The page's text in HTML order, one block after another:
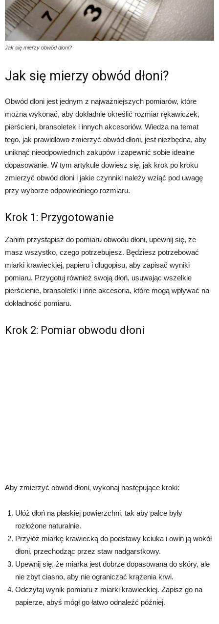
Jak się mierzy obwód dłoni?
Jak się mierzy obwód dłoni?
Obwód dłoni jest jednym z najważniejszych pomiarów, które
można wykonać, aby dokładnie określić rozmiar rękawiczek,
pierścieni, bransoletek i innych akcesoriów. Wiedza na temat
tego, jak prawidłowo zmierzyć obwód dłoni, jest niezbędna, aby
uniknąć nieodpowiednich zakupów i zapewnić sobie idealne
dopasowanie. W tym artykule dowiesz się, jak krok po kroku
zmierzyć obwód dłoni i jakie czynniki należy wziąć pod uwagę
przy wyborze odpowiedniego rozmiaru.
Krok 1: Przygotowanie
Zanim przystąpisz do pomiaru obwodu dłoni, upewnij się, że
masz wszystko, czego potrzebujesz. Będziesz potrzebować
miarki krawieckiej, papieru i długopisu, aby zapisać wyniki
pomiaru. Przygotuj również swoją dłoń, usuwając wszelkie
pierścienie, bransoletki i inne akcesoria, które mogą wpływać na
dokładność pomiaru.
Krok 2: Pomiar obwodu dłoni
Aby zmierzyć obwód dłoni, wykonaj następujące kroki:
Ułóż dłoń na płaskiej powierzchni, tak aby palce były
rozłożone naturalnie.
Przyłóż miarkę krawiecką do podstawy kciuka i owiń ją wokół
dłoni, przechodząc przez staw nadgarstkowy.
Upewnij się, że miarka jest dobrze dopasowana do skóry, ale
nie zbyt ciasno, aby nie ograniczać krążenia krwi.
Odczytaj wynik pomiaru z miarki krawieckiej. Zapisz go na
papierze, abyś mógł go łatwo odnaleźć później.